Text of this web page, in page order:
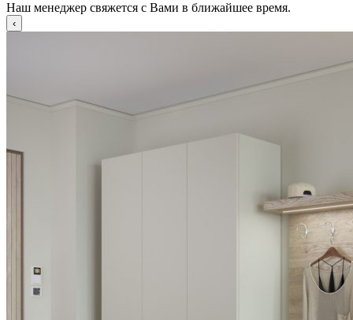
Наш менеджер свяжется с Вами в ближайшее время.